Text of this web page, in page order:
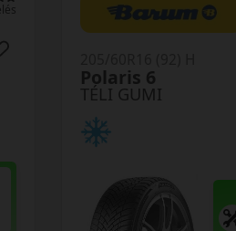
TÉLI GUMI
Polaris 6